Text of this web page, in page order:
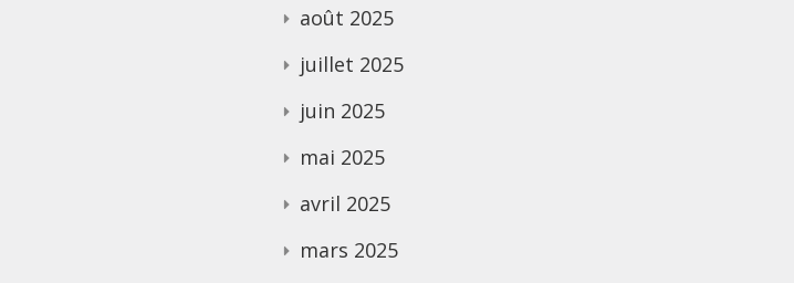
août 2025
juillet 2025
juin 2025
mai 2025
avril 2025
mars 2025